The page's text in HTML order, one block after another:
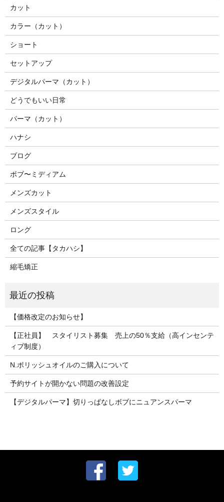
カット
カラー（カット）
ショート
セットアップ
デジタルパーマ（カット）
どうでもいい日常
パーマ（カット）
ハナシ
ブログ
ボブ〜ミディアム
メンズカット
メンズスタイル
ロング
全ての記事【タカハシ】
縮毛矯正
【価格改定のお知らせ】
【正社員】 スタイリスト募集 売上の50％支給（高インセンテ
ィブ制度）
N.ポリッシュオイルのご購入について
予約サイトが開かない問題の改善設定
【デジタルパーマ】切りっぱなしボブにニュアンスパーマ